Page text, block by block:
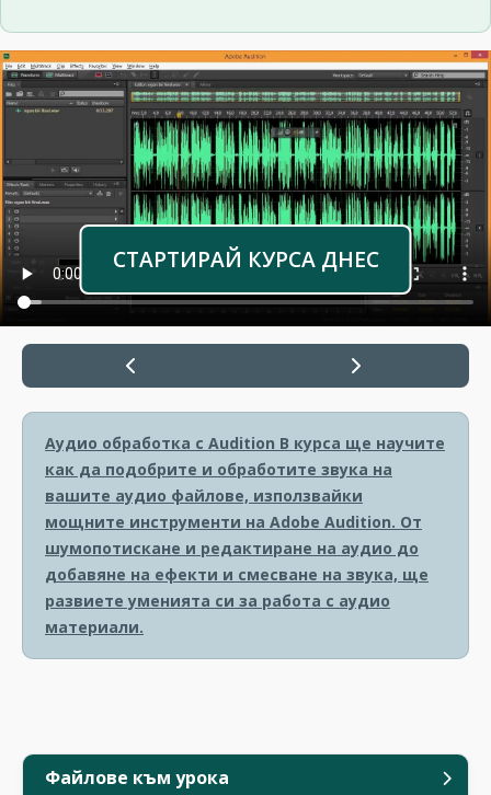
Файлове към урока
СТАРТИРАЙ КУРСА ДНЕС
Аудио обработка с Audition В курса ще научите
как да подобрите и обработите звука на
вашите аудио файлове, използвайки
мощните инструменти на Adobe Audition. От
шумопотискане и редактиране на аудио до
добавяне на ефекти и смесване на звука, ще
развиете уменията си за работа с аудио
материали.